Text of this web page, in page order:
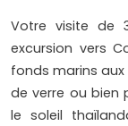
Votre visite de
excursion vers
fonds marins
de verre ou bien
le soleil